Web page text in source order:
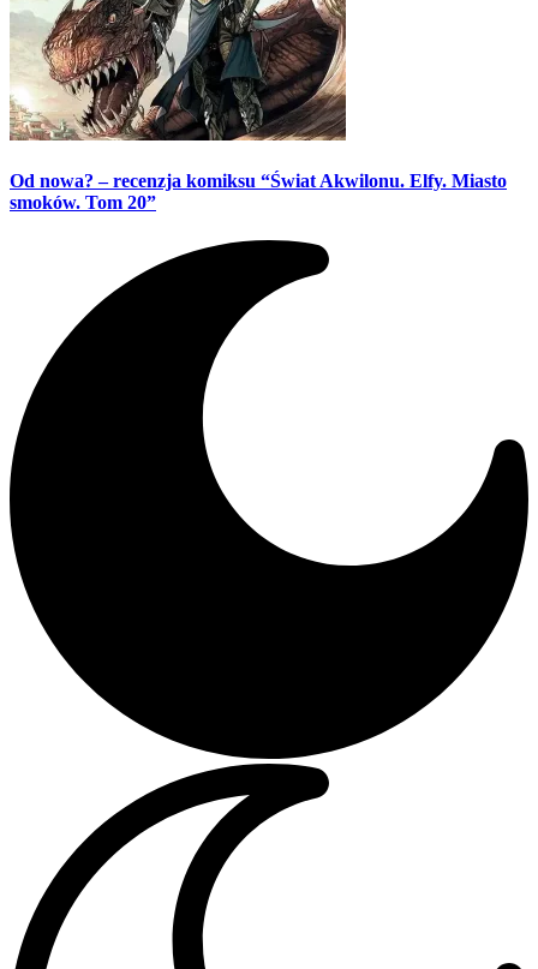
Od nowa? – recenzja komiksu “Świat Akwilonu. Elfy. Miasto
smoków. Tom 20”